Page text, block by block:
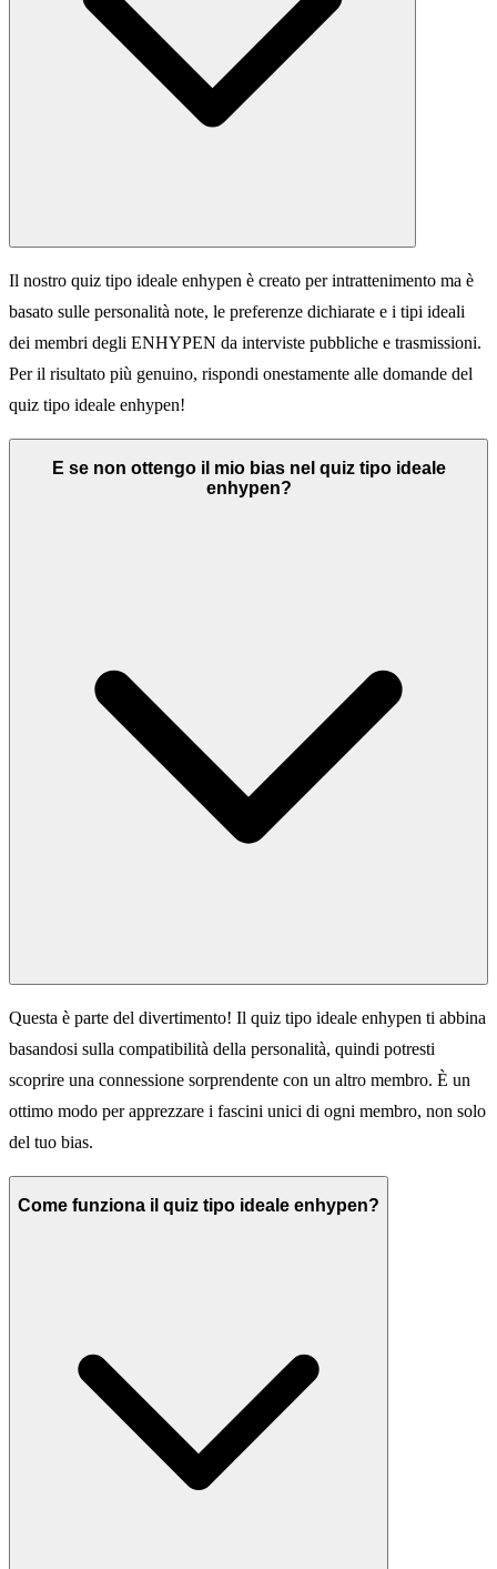
Il nostro quiz tipo ideale enhypen è creato per intrattenimento ma è
basato sulle personalità note, le preferenze dichiarate e i tipi ideali
dei membri degli ENHYPEN da interviste pubbliche e trasmissioni.
Per il risultato più genuino, rispondi onestamente alle domande del
quiz tipo ideale enhypen!
E se non ottengo il mio bias nel quiz tipo ideale
enhypen?
Questa è parte del divertimento! Il quiz tipo ideale enhypen ti abbina
basandosi sulla compatibilità della personalità, quindi potresti
scoprire una connessione sorprendente con un altro membro. È un
ottimo modo per apprezzare i fascini unici di ogni membro, non solo
del tuo bias.
Come funziona il quiz tipo ideale enhypen?